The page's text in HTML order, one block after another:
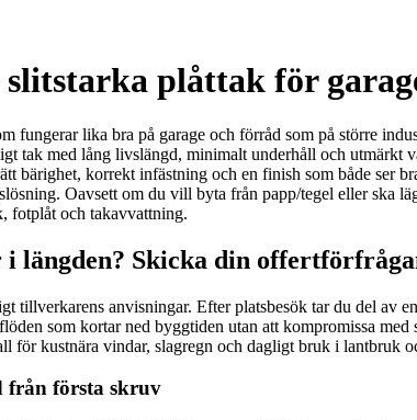
plåttak för
fungerar lika bra på garage och förråd som på större
tak med lång livslängd, minimalt underhåll och utmärkt
bärighet, korrekt infästning och en finish som både ser
Oavsett om du vill byta från papp/tegel eller ska
fotplåt och takavvattning.
längden? Skicka din
anvisningar. Efter platsbesök tar du del av
som kortar ned byggtiden utan att kompromissa
för kustnära vindar, slagregn och dagligt bruk i lantbruk
från första skruv